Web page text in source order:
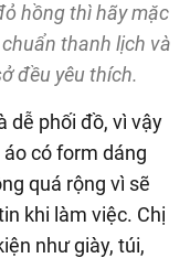
hồng thì hãy mặc
thanh lịch và
đều yêu thích.
dễ phối đồ, vì vậy
có form dáng
quá rộng vì sẽ
khi làm việc. Chị
như giày, túi,